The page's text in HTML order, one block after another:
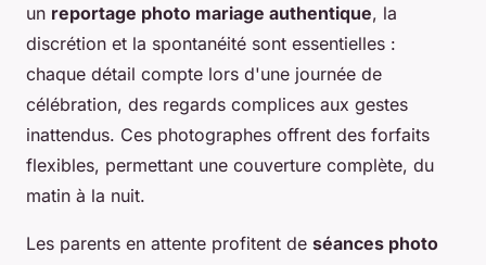
un reportage photo mariage authentique, la
discrétion et la spontanéité sont essentielles :
chaque détail compte lors d'une journée de
célébration, des regards complices aux gestes
inattendus. Ces photographes offrent des forfaits
flexibles, permettant une couverture complète, du
matin à la nuit.
Les parents en attente profitent de séances photo